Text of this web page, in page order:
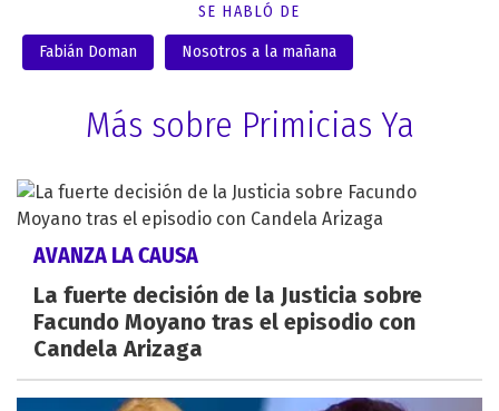
SE HABLÓ DE
Fabián Doman Nosotros a la mañana
Más sobre Primicias Ya
AVANZA LA CAUSA
La fuerte decisión de la Justicia sobre
Facundo Moyano tras el episodio con
Candela Arizaga